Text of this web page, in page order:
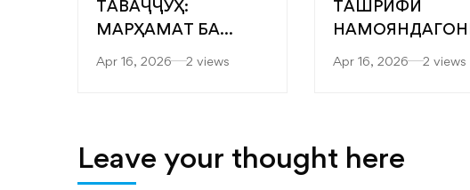
ТАВАҶҶУҲ:
МАРҲАМАТ БА
ЯРМАРКАИ
Apr 16, 2026 2 views
ТАШРИФИ
“САРОБ” БА
РАҚАМИИ
Apr 16, 2026 2 views
Leave your thought here